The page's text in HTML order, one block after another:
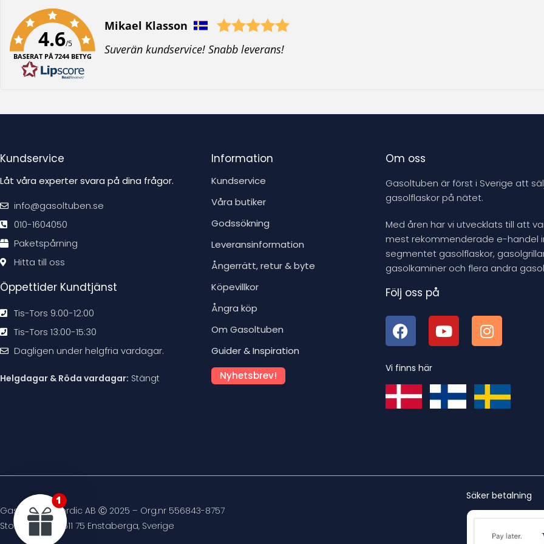
4.6/5
BASERAT PÅ 7244 BETYG
Författare:
Mikael Klasson
T
Suverän kundservice! Snabb leverans!
Kundservice
Låt våra experter svara på dina frågor.
info@gasoltuben.se
010-1604050
Paketspårning
Hitta till oss
Öppettider Kundtjänst
Tis-Tors 9:00-12:00
Tis-Tors 13:00-15:30
Dagligen under helgfria vardagar.
Helgdagar & Röda vardagar: Stängt
Information
Kundservice
Våra butiker
Godssökning
Leveransinformation
Ångerrätt, retur & byte
Köpevillkor
Ångra köp
Om Gasoltuben
Guider & Inspiration
Nyhetsbrev!
Om oss
Gasoltuben är först i Sverige att
gasolflaskor på nätet.
Med åren har vi utvecklats till att
mest rekommenderade e-handel
segmentet gasolflaskor,
gasolkaminer och flera andra
Följ oss på
Vi finns här
Gasoltuben Nordic AB Ⓒ 2025 – Org.nr 556843-8757
Stockvägen 4, 611 75 Enstaberga, Sverige
Säker betalning